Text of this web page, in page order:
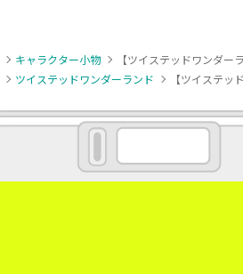
キャラクター小物
【ツイステッドワンダ
ツイステッドワンダーランド 【ツイステ